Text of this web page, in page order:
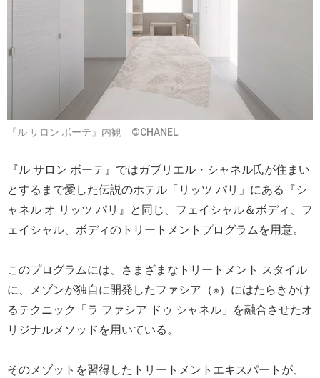
『ル サロン ボーテ』内観 ©CHANEL
『ル サロン ボーテ』ではガブリエル・シャネル氏が住まい
とするまで愛した伝説のホテル「リッツ パリ」にある『シ
ャネル オ リッツ パリ』と同じ、フェイシャル＆ボディ、フ
ェイシャル、ボディのトリートメントプログラムを用意。
このプログラムには、さまざまなトリートメント スタイル
に、メゾンが独自に開発したファシア（※）にはたらきかけ
るテクニック「ラ ファシア ドゥ シャネル」を融合させたオ
リジナルメソッドを用いている。
そのメゾットを習得したトリートメントエキスパートが、